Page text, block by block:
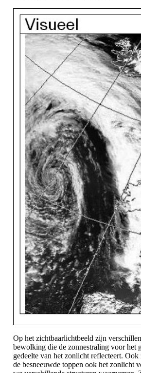
Op het zichtbaarlichtbeeld zijn
bewolking die de zonnestraling voor het
gedeelte van het zonlicht reflecteert.
de besneeuwde toppen ook het zonlicht